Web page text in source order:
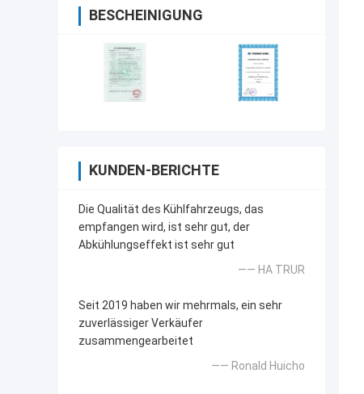
BESCHEINIGUNG
KUNDEN-BERICHTE
Die Qualität des Kühlfahrzeugs, das
empfangen wird, ist sehr gut, der
Abkühlungseffekt ist sehr gut
—— HA TRUR
Seit 2019 haben wir mehrmals, ein sehr
zuverlässiger Verkäufer
zusammengearbeitet
—— Ronald Huicho